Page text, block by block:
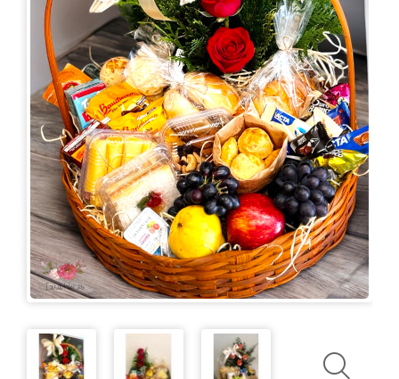
CESTAS
MIMOS
OCASIÕES
PARA
ELAS
PARA
ELES
TIPOS